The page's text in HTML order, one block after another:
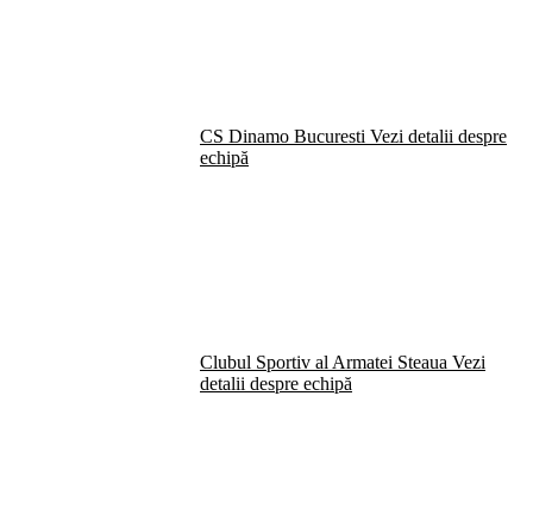
CS Dinamo Bucuresti Vezi detalii despre
echipă
Clubul Sportiv al Armatei Steaua Vezi
detalii despre echipă